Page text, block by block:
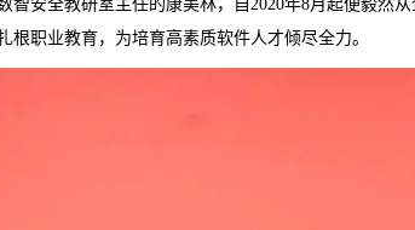
智安全教研室主任的康美林，自2020年8月起便毅然
根职业教育，为培育高素质软件人才倾尽全力。